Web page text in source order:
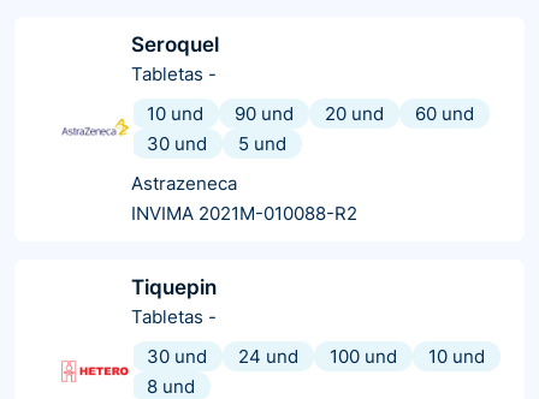
Seroquel
Tabletas -
10 und
90 und 20 und
60 und
30 und
5 und
Astrazeneca
INVIMA 2021M-010088-R2
Tiquepin
Tabletas -
30 und
24 und 100 und
10 und
8 und